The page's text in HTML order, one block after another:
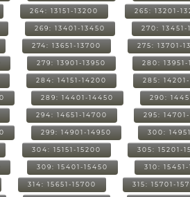
264: 13151-13200 265: 13201-
269: 13401-13450 270: 13451-
274: 13651-13700 275: 13701-
279: 13901-13950 280:
284: 14151-14200 285:
289: 14401-14450 290:
294: 14651-14700 295:
299: 14901-14950 300:
304: 15151-15200 305: 15201-
309: 15401-15450 310:
314: 15651-15700 315: 15701-